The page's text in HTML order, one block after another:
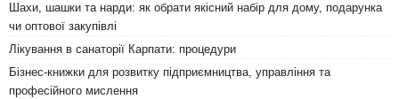
Шахи, шашки та нарди: як обрати якісний набір для дому, подарунка
чи оптової закупівлі
Лікування в санаторії Карпати: процедури
Бізнес-книжки для розвитку підприємництва, управління та
професійного мислення